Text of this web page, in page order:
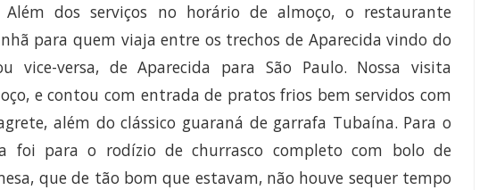
dos serviços no horário de almoço, o restaurante
para quem viaja entre os trechos de Aparecida vindo do
vice-versa, de Aparecida para São Paulo. Nossa visita
e contou com entrada de pratos frios bem servidos com
além do clássico guaraná de garrafa Tubaína. Para o
foi para o rodízio de churrasco completo com bolo de
que de tão bom que estavam, não houve sequer tempo